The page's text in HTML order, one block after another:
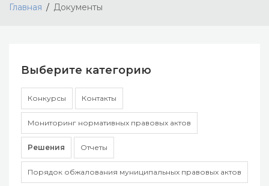
Главная Документы
Выберите категорию
Конкурсы Контакты
Мониторинг нормативных правовых актов
Решения Отчеты
Порядок обжалования муниципальных правовых актов